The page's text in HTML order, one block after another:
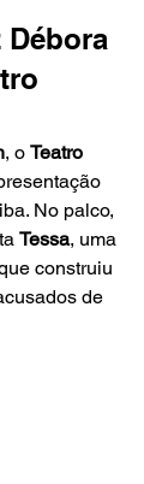
Débora
, o Teatro
No palco,
Tessa, uma
construiu
de